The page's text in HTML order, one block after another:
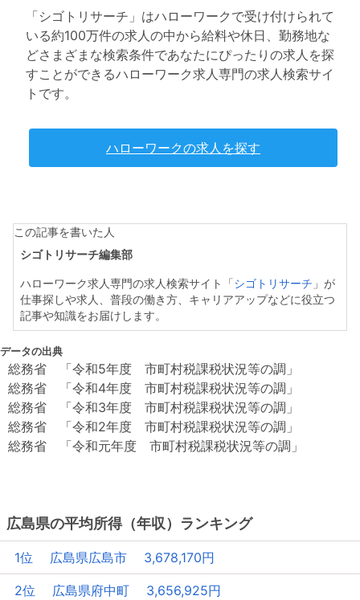
「シゴトリサーチ」はハローワークで受け付けられて
いる約100万件の求人の中から給料や休日、勤務地な
どさまざまな検索条件であなたにぴったりの求人を探
すことができるハローワーク求人専門の求人検索サイ
トです。
ハローワークの求人を探す
この記事を書いた人
シゴトリサーチ編集部
ハローワーク求人専門の求人検索サイト「 シゴトリサーチ 」が
仕事探しや求人、普段の働き方、キャリアアップなどに役立つ
記事や知識をお届けします。
データの出典
総務省 「令和5年度 市町村税課税状況等の調」
総務省 「令和4年度 市町村税課税状況等の調」
総務省 「令和3年度 市町村税課税状況等の調」
総務省 「令和2年度 市町村税課税状況等の調」
総務省 「令和元年度 市町村税課税状況等の調」
広島県の平均所得（年収）ランキング
1位 広島県広島市 3,678,170円
2位 広島県府中町 3,656,925円